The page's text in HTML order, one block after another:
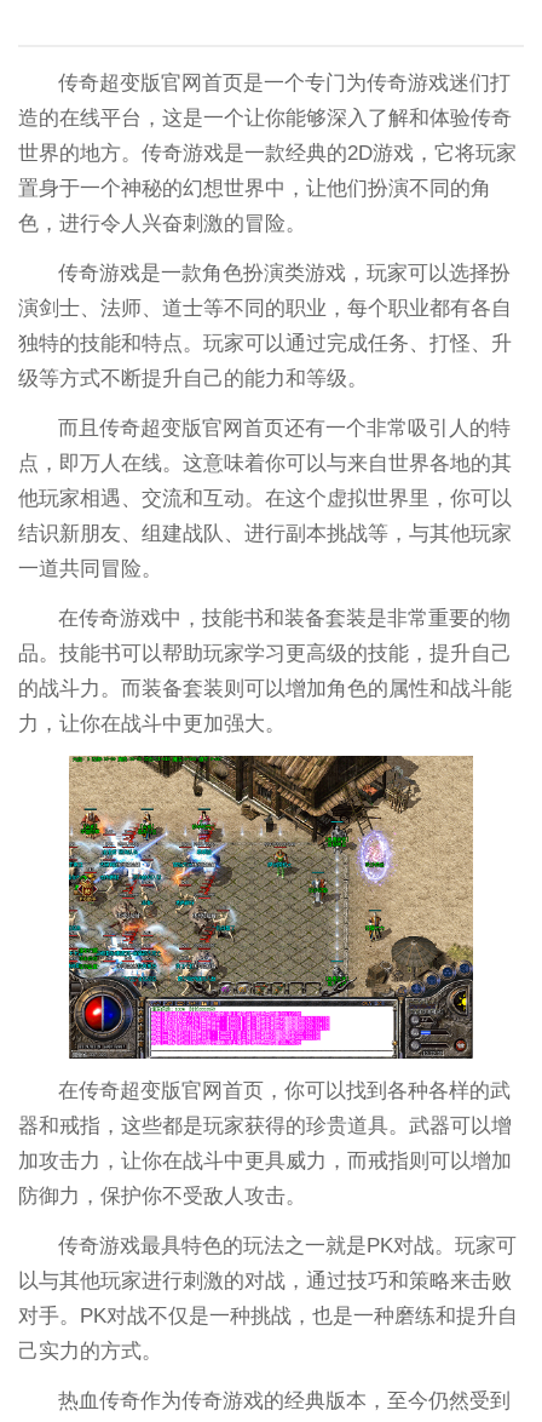
传奇超变版官网首页是一个专门为传奇游戏迷们打
造的在线平台，这是一个让你能够深入了解和体验传奇
世界的地方。传奇游戏是一款经典的2D游戏，它将玩家
置身于一个神秘的幻想世界中，让他们扮演不同的角
色，进行令人兴奋刺激的冒险。
传奇游戏是一款角色扮演类游戏，玩家可以选择扮
演剑士、法师、道士等不同的职业，每个职业都有各自
独特的技能和特点。玩家可以通过完成任务、打怪、升
级等方式不断提升自己的能力和等级。
而且传奇超变版官网首页还有一个非常吸引人的特
点，即万人在线。这意味着你可以与来自世界各地的其
他玩家相遇、交流和互动。在这个虚拟世界里，你可以
结识新朋友、组建战队、进行副本挑战等，与其他玩家
一道共同冒险。
在传奇游戏中，技能书和装备套装是非常重要的物
品。技能书可以帮助玩家学习更高级的技能，提升自己
的战斗力。而装备套装则可以增加角色的属性和战斗能
力，让你在战斗中更加强大。
在传奇超变版官网首页，你可以找到各种各样的武
器和戒指，这些都是玩家获得的珍贵道具。武器可以增
加攻击力，让你在战斗中更具威力，而戒指则可以增加
防御力，保护你不受敌人攻击。
传奇游戏最具特色的玩法之一就是PK对战。玩家可
以与其他玩家进行刺激的对战，通过技巧和策略来击败
对手。PK对战不仅是一种挑战，也是一种磨练和提升自
己实力的方式。
热血传奇作为传奇游戏的经典版本，至今仍然受到